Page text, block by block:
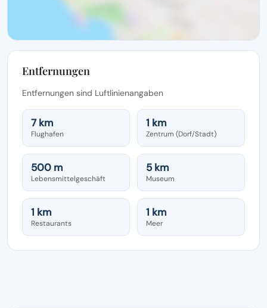
Entfernungen
Entfernungen sind Luftlinienangaben
7 km
Flughafen
1 km
Zentrum (Dorf/Stadt)
500 m
Lebensmittelgeschäft
5 km
Museum
1 km
Restaurants
1 km
Meer